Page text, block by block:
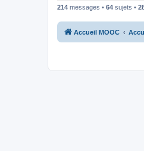
214 messages • 64 sujets •
Accueil MOOC